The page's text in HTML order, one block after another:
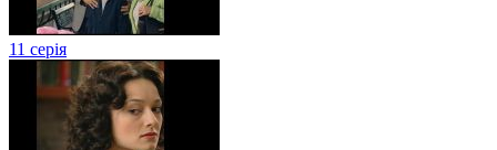
11 серія